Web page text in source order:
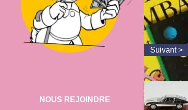
NOUS REJOINDRE